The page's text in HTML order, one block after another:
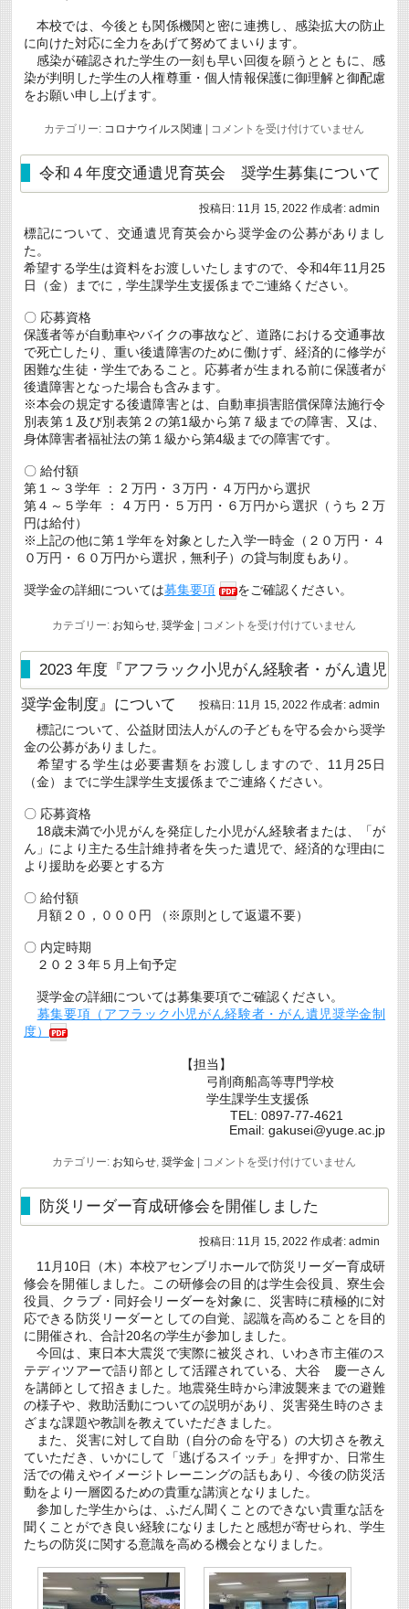
本校では、今後とも関係機関と密に連携し、感染拡大の防止
に向けた対応に全力をあげて努めてまいります。
感染が確認された学生の一刻も早い回復を願うとともに、感
染が判明した学生の人権尊重・個人情報保護に御理解と御配慮
をお願い申し上げます。
カテゴリー: コロナウイルス関連
新
コ
ロ
ナ
ウ
イ
ス
染
者
（３
例
目）
の
発
生
に
つ
い
て
報）
は
コメントを受け付けていません
令和４年度交通遺児育英会 奨学生募集について
投稿日: 11月 15, 2022 作成者: admin
標記について、交通遺児育英会から奨学金の公募がありまし
た。
希望する学生は資料をお渡しいたしますので、令和4年11月25
日（金）までに，学生課学生支援係までご連絡ください。
〇 応募資格
保護者等が自動車やバイクの事故など、道路における交通事故
で死亡したり、重い後遺障害のために働けず、経済的に修学が
困難な生徒・学生であること。応募者が生まれる前に保護者が
後遺障害となった場合も含みます。
※本会の規定する後遺障害とは、自動車損害賠償保障法施行令
別表第１及び別表第２の第1級から第７級までの障害、又は、
身体障害者福祉法の第１級から第4級までの障害です。
〇 給付額
第１～３学年 ： 2 万円・３万円・４万円から選択
第４～５学年 ： 4 万円・５万円・６万円から選択（うち 2 万
円は給付）
※上記の他に第１学年を対象とした入学一時金（２０万円・４
０万円・６０万円から選択，無利子）の貸与制度もあり。
奨学金の詳細については募集要項 をご確認ください。
カテゴリー: お知らせ ,奨学金
令
４
年
度
交
通
児
英
会
奨
募
集
に
は
コメントを受け付けていません
2023 年度『アフラック小児がん経験者・がん遺児
奨学金制度』について
投稿日: 11月 15, 2022 作成者: admin
標記について、公益財団法人がんの子どもを守る会から奨学
金の公募がありました。
希望する学生は必要書類をお渡ししますので、11月25日
（金）までに学生課学生支援係までご連絡ください。
〇 応募資格
18歳未満で小児がんを発症した小児がん経験者または、「が
ん」により主たる生計維持者を失った遺児で、経済的な理由に
より援助を必要とする方
〇 給付額
月額２０，０００円 （※原則として返還不要）
〇 内定時期
２０２３年５月上旬予定
奨学金の詳細については募集要項でご確認ください。
募集要項（アフラック小児がん経験者・がん遺児奨学金制
度）
【担当】
弓削商船高等専門学校
学生課学生支援係
TEL: 0897-77-4621
Email: gakusei@yuge.ac.jp
カテゴリー: お知らせ ,奨学金
2023
度
『ア
フ
ラ
ッ
小
児
が
ん
経
験
者・
が
ん
遺
児
奨
学
金
制
度』
に
つ
い
て
は
コメントを受け付けていません
防災リーダー育成研修会を開催しました
投稿日: 11月 15, 2022 作成者: admin
11月10日（木）本校アセンブリホールで防災リーダー育成研
修会を開催しました。この研修会の目的は学生会役員、寮生会
役員、クラブ・同好会リーダーを対象に、災害時に積極的に対
応できる防災リーダーとしての自覚、認識を高めることを目的
に開催され、合計20名の学生が参加しました。
今回は、東日本大震災で実際に被災され、いわき市主催のス
テディツアーで語り部として活躍されている、大谷 慶一さん
を講師として招きました。地震発生時から津波襲来までの避難
の様子や、救助活動についての説明があり、災害発生時のさま
ざまな課題や教訓を教えていただきました。
また、災害に対して自助（自分の命を守る）の大切さを教え
ていただき、いかにして「逃げるスイッチ」を押すか、日常生
活での備えやイメージトレーニングの話もあり、今後の防災活
動をより一層図るための貴重な講演となりました。
参加した学生からは、ふだん聞くことのできない貴重な話を
聞くことができ良い経験になりましたと感想が寄せられ、学生
たちの防災に関する意識を高める機会となりました。